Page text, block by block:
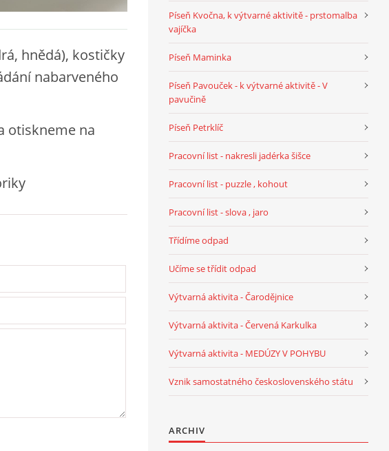
hnědá), kostičky
nabarveného
otiskneme na
Píseň Kvočna, k výtvarné aktivitě - prstomalba
vajíčka
Píseň Maminka
Píseň Pavouček - k výtvarné aktivitě - V
pavučině
Píseň Petrklíč
Pracovní list - nakresli jadérka šišce
Pracovní list - puzzle , kohout
Pracovní list - slova , jaro
Třídíme odpad
Učíme se třídit odpad
Výtvarná aktivita - Čarodějnice
Výtvarná aktivita - Červená Karkulka
Výtvarná aktivita - MEDÚZY V POHYBU
Vznik samostatného československého státu
ARCHIV